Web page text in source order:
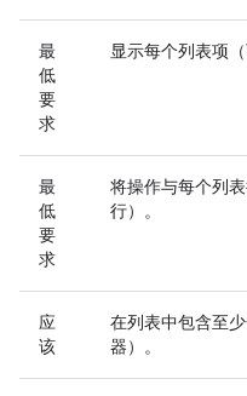
最
低
要
求
显示每个列表项
最
低
要
求
将操作与每个列
行）。
应
该
在列表中包含至
器）。